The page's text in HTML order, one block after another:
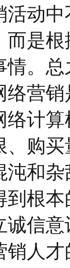
活动
而是
情。
络营
络计
、购
沌和
到根
诚信
销人